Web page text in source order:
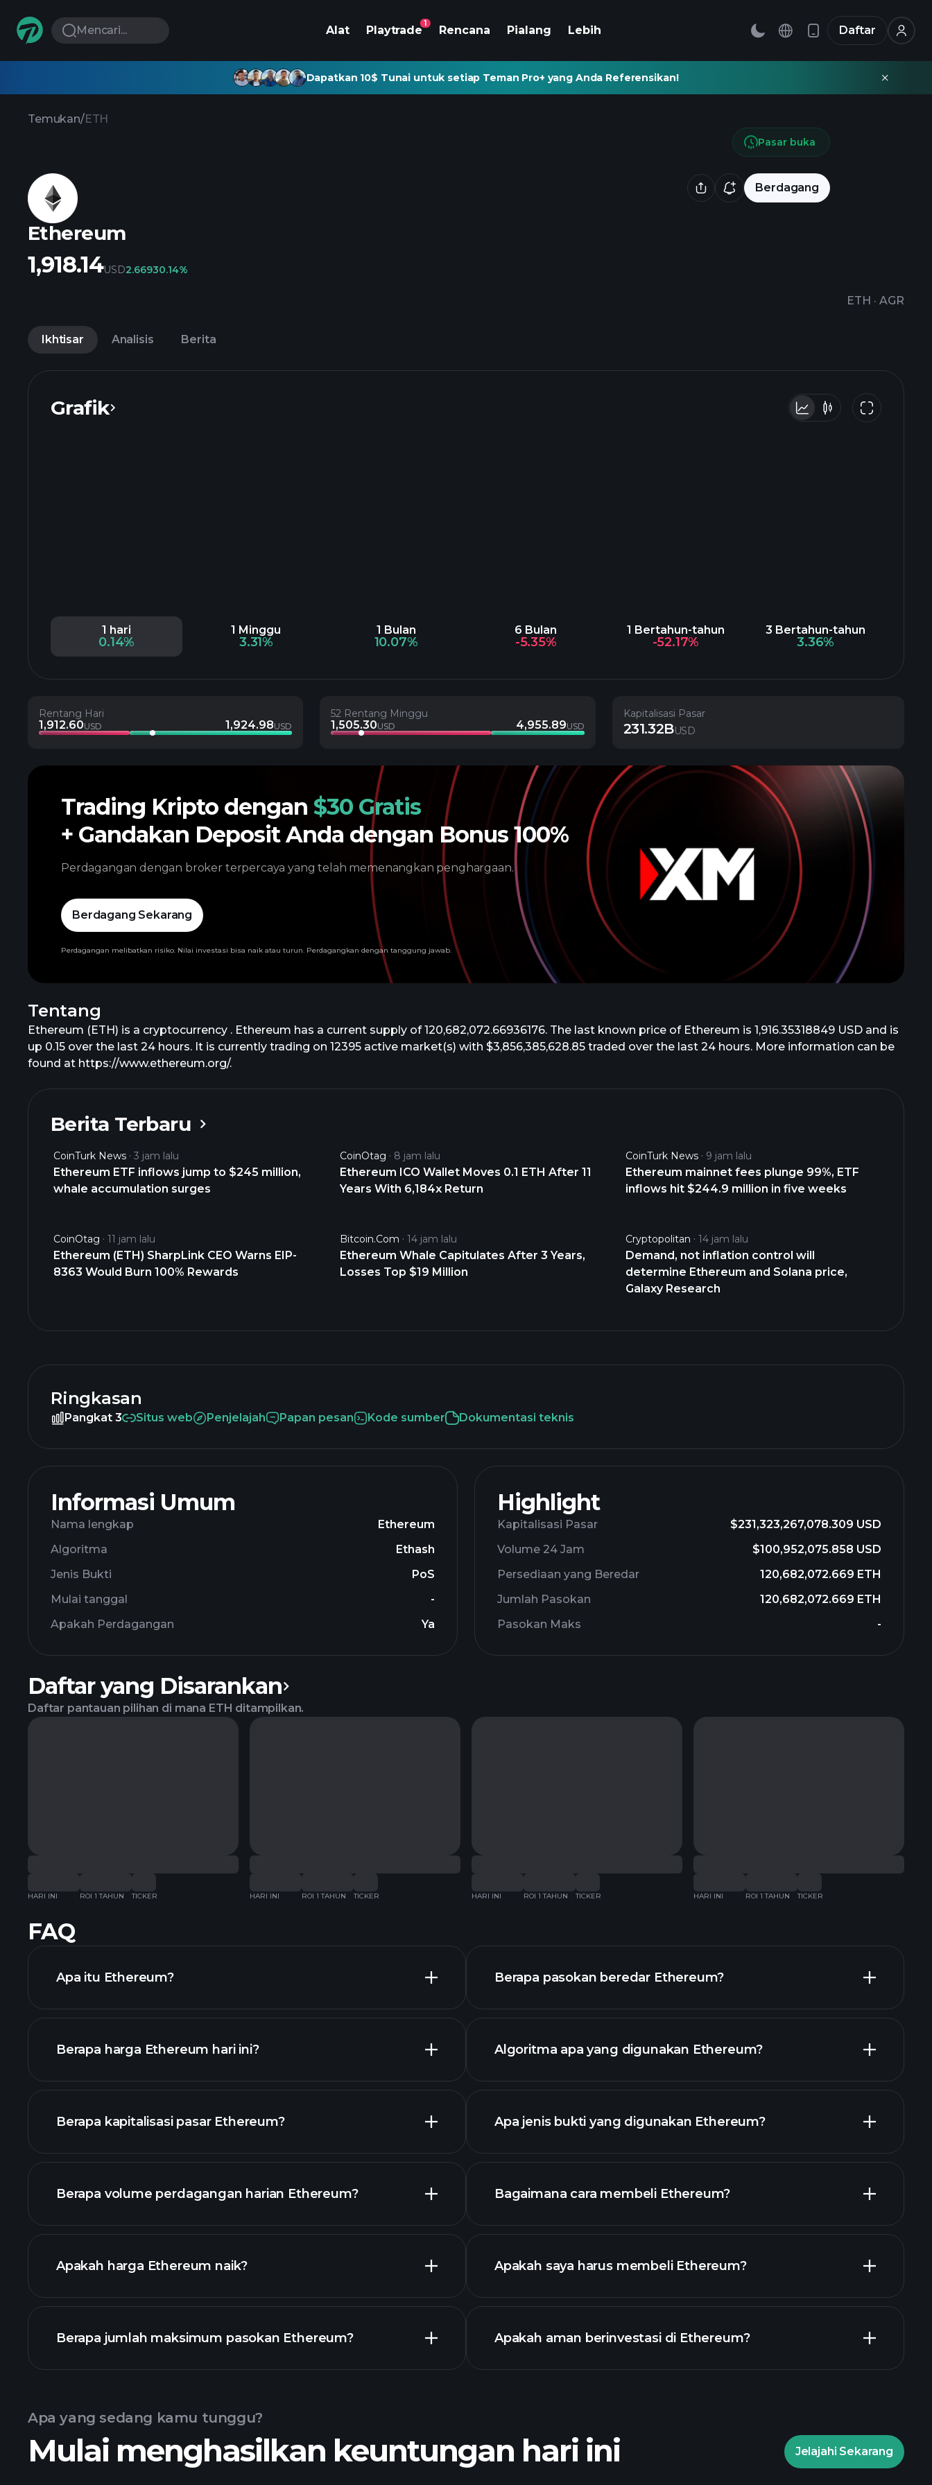
Mencari... Alat Playtrade
1
Rencana Pialang Lebih Daftar
Dapatkan 10$ Tunai untuk setiap Teman Pro+ yang Anda Referensikan!
Temukan/ETH
Berdagang
Ethereum
ETH · AGR
Pasar buka
1,918.14USD2.66930.14%
Ikhtisar Analisis Berita
Grafik
1 hari
0.14%
1 Minggu
3.31%
1 Bulan
10.07%
6 Bulan
-5.35%
1 Bertahun-tahun
-52.17%
3 Bertahun-tahun
3.36%
Tentang
Ethereum (ETH) is a cryptocurrency . Ethereum has a current supply of 120,682,072.66936176. The last known price of Ethereum is 1,916.35318849 USD and is
up 0.15 over the last 24 hours. It is currently trading on 12395 active market(s) with $3,856,385,628.85 traded over the last 24 hours. More information can be
found at https://www.ethereum.org/.
Rentang Hari
1,912.60USD 1,924.98USD
52 Rentang Minggu
1,505.30USD 4,955.89USD
Kapitalisasi Pasar
231.32BUSD
Berita Terbaru
CoinTurk News 3 jam lalu
Ethereum ETF inflows jump to $245 million,
whale accumulation surges
CoinOtag 8 jam lalu
Ethereum ICO Wallet Moves 0.1 ETH After 11
Years With 6,184x Return
CoinTurk News 9 jam lalu
Ethereum mainnet fees plunge 99%, ETF
inflows hit $244.9 million in five weeks
CoinOtag 11 jam lalu
Ethereum (ETH) SharpLink CEO Warns EIP-
8363 Would Burn 100% Rewards
Bitcoin.com 14 jam lalu
Ethereum Whale Capitulates After 3 Years,
Losses Top $19 Million
Cryptopolitan 14 jam lalu
Demand, not inflation control will
determine Ethereum and Solana price,
Galaxy Research
Ringkasan
Pangkat 3 Situs web Penjelajah Papan pesan Kode sumber Dokumentasi teknis
Informasi Umum
Nama lengkap
Ethereum
Algoritma
Ethash
Jenis Bukti
PoS
Mulai tanggal
-
Apakah Perdagangan
Ya
Highlight
Kapitalisasi Pasar
$231,323,267,078.309 USD
Volume 24 Jam
$100,952,075.858 USD
Persediaan yang Beredar
120,682,072.669 ETH
Jumlah Pasokan
120,682,072.669 ETH
Pasokan Maks
-
Daftar yang Disarankan
Daftar pantauan pilihan di mana ETH ditampilkan.
HARI INI ROI 1 TAHUN TICKER HARI INI ROI 1 TAHUN TICKER HARI INI ROI 1 TAHUN TICKER HARI INI ROI 1 TAHUN TICKER
Trading Kripto dengan $30 Gratis
+ Gandakan Deposit Anda dengan Bonus 100%
Perdagangan dengan broker terpercaya yang telah memenangkan penghargaan.
Berdagang Sekarang
Perdagangan melibatkan risiko. Nilai investasi bisa naik atau turun. Perdagangkan dengan tanggung jawab.
FAQ
Apa itu Ethereum?
Berapa harga Ethereum hari ini?
Berapa kapitalisasi pasar Ethereum?
daftar cryptocurrency
Berapa volume perdagangan harian Ethereum?
Apakah harga Ethereum naik?
Ethereum
Berapa jumlah maksimum pasokan Ethereum?
Berapa pasokan beredar Ethereum?
Algoritma apa yang digunakan Ethereum?
Apa jenis bukti yang digunakan Ethereum?
Bagaimana cara membeli Ethereum?
Tournament Playtrade
broker yang direkomendasikan
Apakah saya harus membeli Ethereum?
Tournament Playtrade
Apakah aman berinvestasi di Ethereum?
Tournament Playtrade
wawasan pasar harian berbasis AI
Apa yang sedang kamu tunggu?
Mulai menghasilkan keuntungan hari ini Jelajahi Sekarang